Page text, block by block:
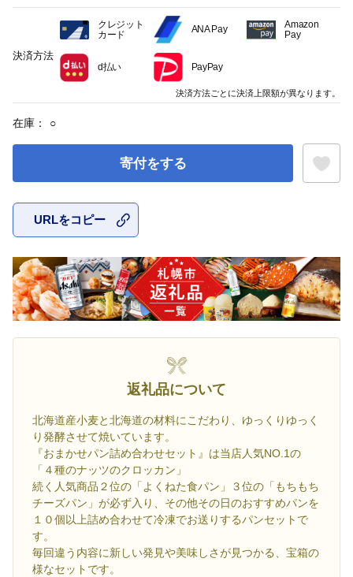
在庫： ○
寄付をする
URLをコピー
返礼品について
北海道産小麦と北海道の材料にこだわり、ゆっくりゆっく
り発酵させて焼いています。
『おまかせパン詰め合わせセット』は当店人気NO.1の
「４種のナッツのクロッカン」
続く人気商品２位の「よくねた食パン」３位の「もちもち
チーズパン」が必ず入り、その他その日のおすすめパンを
１０個以上詰め合わせて冷凍でお送りするパンセットで
す。
毎回違う内容に新しい発見や美味しさが見つかる、宝箱の
様なセットです。
決済方法
クレジット
カード
ANA Pay
Amazon
Pay
d払い PayPay
決済方法ごとに決済上限額が異なります。